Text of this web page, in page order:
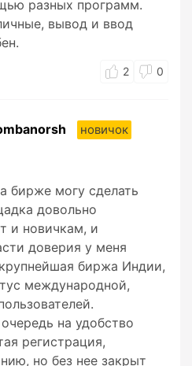
разных программ.
вывод и ввод
2 0
новичок
бирже могу сделать
довольно
и новичкам, и
доверия у меня
биржа Индии,
международной,
на удобство
регистрация,
но без нее закрыт